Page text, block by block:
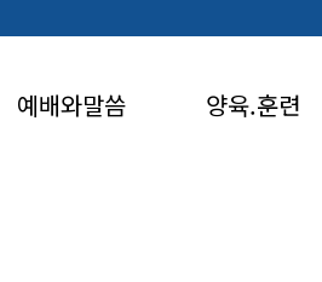
예배와말씀 양육.훈련